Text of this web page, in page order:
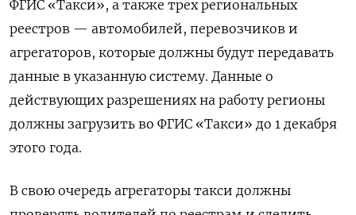
ФГИС «Такси», а также трех региональных
реестров — автомобилей, перевозчиков и
агрегаторов, которые должны будут передавать
данные в указанную систему. Данные о
действующих разрешениях на работу регионы
должны загрузить во ФГИС «Такси» до 1 декабря
этого года.
В свою очередь агрегаторы такси должны